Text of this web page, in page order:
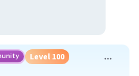
Level 100